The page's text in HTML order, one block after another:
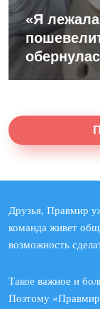
«Я
Друзья, Правмир
команда живет
возможность
Такое важное и
Поэтому